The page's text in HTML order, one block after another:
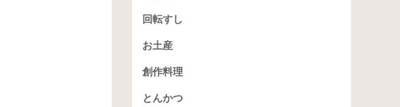
回転すし
お土産
創作料理
とんかつ